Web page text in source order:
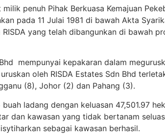
penuh Pihak Berkuasa Kemajuan
pada 11 Julai 1981 di bawah Akta
yang telah dibangunkan di bawah
mempunyai kepakaran dalam
oleh RISDA Estates Sdn Bhd
(8), Johor (2) dan Pahang (3).
ladang dengan keluasan 47,501.97
dan kawasan yang tidak bertanam seluas
sebagai kawasan berhasil.